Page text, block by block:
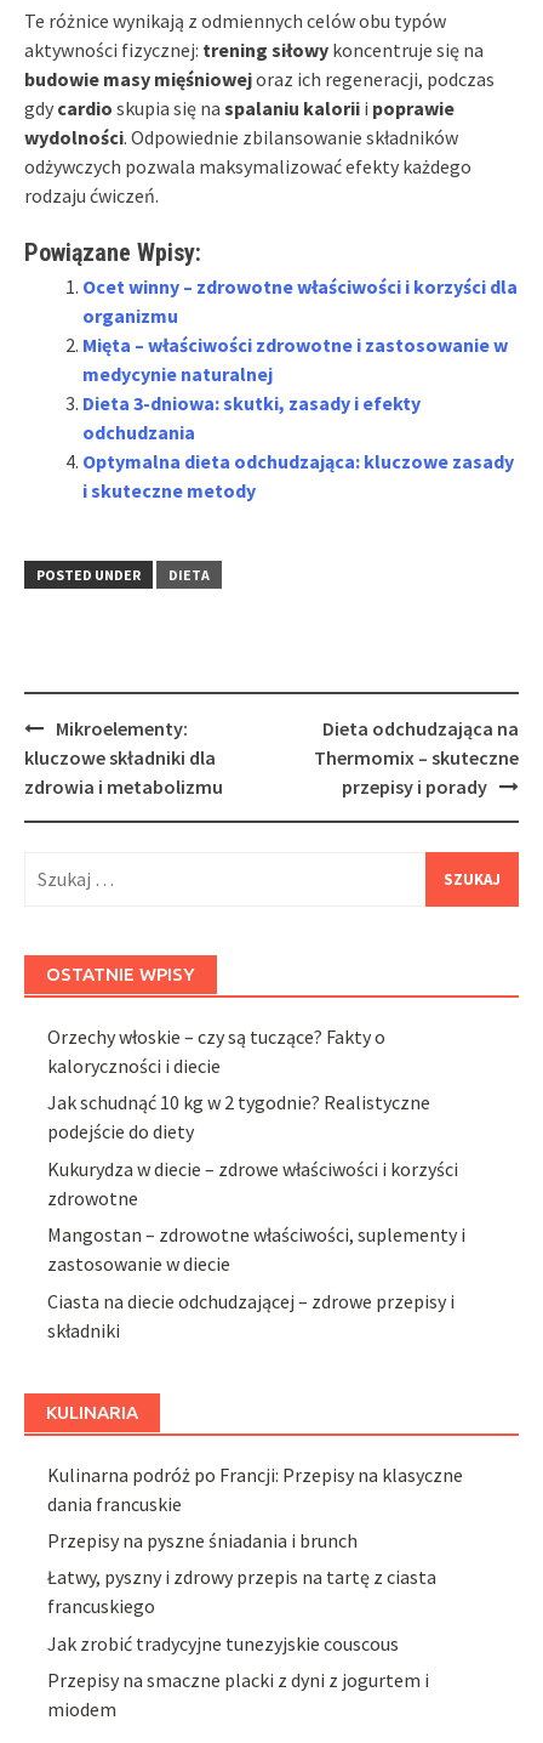
Te różnice wynikają z odmiennych celów obu typów
aktywności fizycznej: trening siłowy koncentruje się na
budowie masy mięśniowejoraz ich regeneracji, podczas
gdy cardio skupia się na spalaniu kalorii i poprawie
wydolności. Odpowiednie zbilansowanie składników
odżywczych pozwala maksymalizować efekty każdego
rodzaju ćwiczeń.
Powiązane Wpisy:
Ocet winny – zdrowotne właściwości i korzyści dla
organizmu
Mięta – właściwości zdrowotne i zastosowanie w
medycynie naturalnej
Dieta 3-dniowa: skutki, zasady i efekty
odchudzania
Optymalna dieta odchudzająca: kluczowe zasady
i skuteczne metody
POSTED UNDER DIETA
Post
navigation
Mikroelementy:
kluczowe składniki dla
zdrowia i metabolizmu
Dieta odchudzająca na
Thermomix – skuteczne
przepisy i porady
OSTATNIE WPISY
Orzechy włoskie – czy są tuczące? Fakty o
kaloryczności i diecie
Jak schudnąć 10 kg w 2 tygodnie? Realistyczne
podejście do diety
Kukurydza w diecie – zdrowe właściwości i korzyści
zdrowotne
Mangostan – zdrowotne właściwości, suplementy i
zastosowanie w diecie
Ciasta na diecie odchudzającej – zdrowe przepisy i
składniki
KULINARIA
Kulinarna podróż po Francji: Przepisy na klasyczne
dania francuskie
Przepisy na pyszne śniadania i brunch
Łatwy, pyszny i zdrowy przepis na tartę z ciasta
francuskiego
Jak zrobić tradycyjne tunezyjskie couscous
Przepisy na smaczne placki z dyni z jogurtem i
miodem